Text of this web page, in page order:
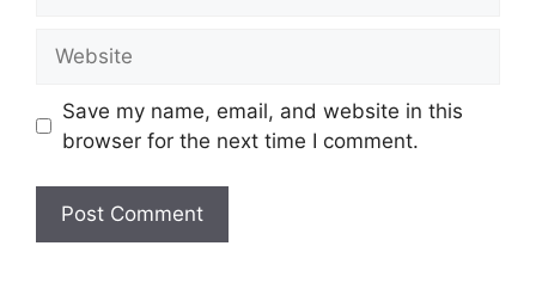
Save my name, email, and website in this
browser for the next time I comment.